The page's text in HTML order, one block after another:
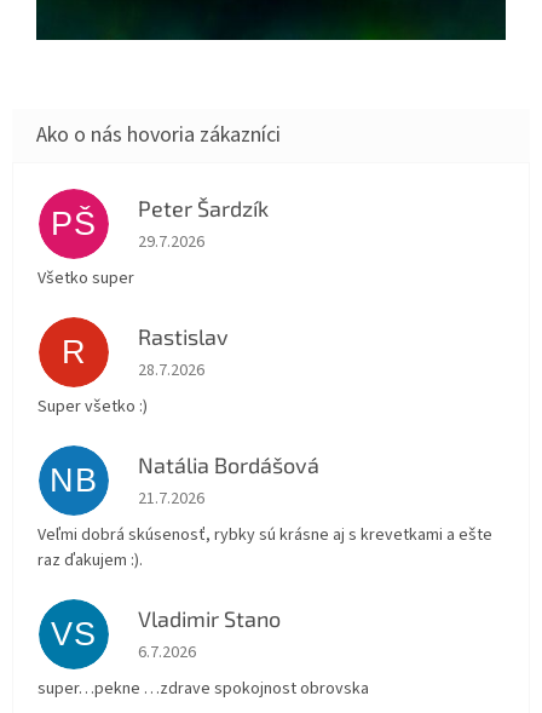
PŠ Peter Šardzík
Hodnotenie obchodu je 5 z 5 hviezdičiek.
29.7.2026
Všetko super
R Rastislav
Hodnotenie obchodu je 5 z 5 hviezdičiek.
28.7.2026
Super všetko :)
NB Natália Bordášová
Hodnotenie obchodu je 5 z 5 hviezdičiek.
21.7.2026
Veľmi dobrá skúsenosť, rybky sú krásne aj s krevetkami a ešte
raz ďakujem :).
VS Vladimir Stano
Hodnotenie obchodu je 5 z 5 hviezdičiek.
6.7.2026
super…pekne …zdrave spokojnost obrovska